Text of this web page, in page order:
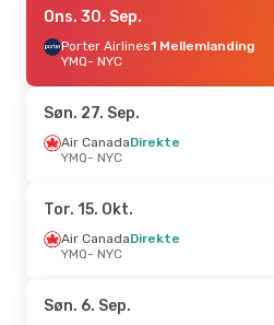
Ons. 14. Okt.- Ons. 21. Okt.
Air CanadaDirekte
YMQ- NYC
NYC- YMQ
Ons. 30. Sep.
Porter Airlines1 Mellemlanding
YMQ- NYC
Søn. 27. Sep.
Air CanadaDirekte
YMQ- NYC
Tor. 15. Okt.
Air CanadaDirekte
YMQ- NYC
Søn. 6. Sep.